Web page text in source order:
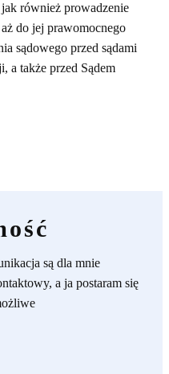
również prowadzenie
do jej prawomocnego
sądowego przed sądami
a także przed Sądem
są dla mnie
a ja postaram się